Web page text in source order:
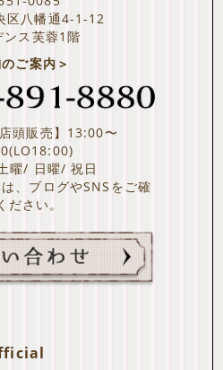
区八幡通4-1-12
ンス芙蓉1階
ご案内＞
頭販売】13:00〜
曜/ 日曜/ 祝日
、ブログやSNSをご確
ださい。